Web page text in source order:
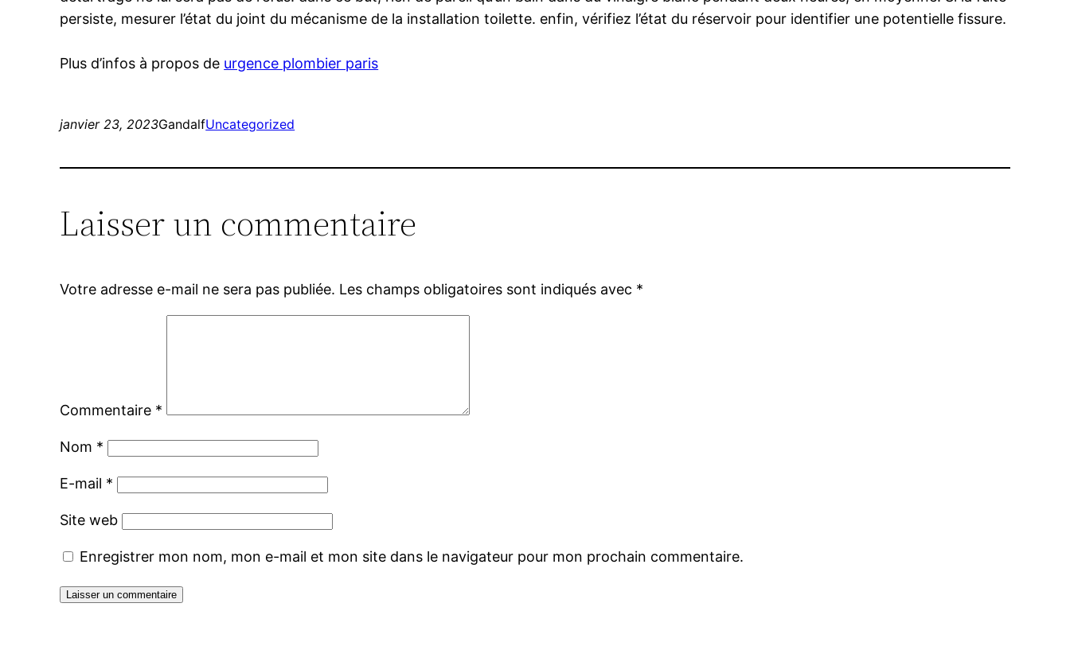
persiste, mesurer l’état du joint du mécanisme de la installation toilette. enfin, vérifiez l’état du réservoir pour identifier une potentielle fissure.
Plus d’infos à propos de urgence plombier paris
janvier 23, 2023GandalfUncategorized
Laisser un commentaire
Votre adresse e-mail ne sera pas publiée. Les champs obligatoires sont indiqués avec *
Commentaire *
Nom *
E-mail *
Site web
Enregistrer mon nom, mon e-mail et mon site dans le navigateur pour mon prochain commentaire.